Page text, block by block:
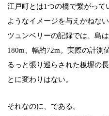
江戸町とは1つの橋で繋がっ
ようなイメージを与えかねない
ツュンベリーの記録では、島
180m、幅約72m。実際の計測
るっと張り巡らされた板塀の
とに変わりはない。
それなのに、である。